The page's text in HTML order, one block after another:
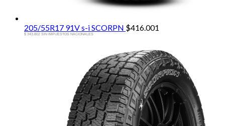
205/55R17 91V s-i SCORPN $416.001
$ 343.802 SIN IMPUESTOS NACIONALES